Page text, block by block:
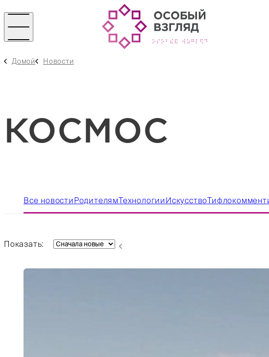
Домой Новости
КОСМОС
Все новостиРодителямТехнологииИскусство
Показать: